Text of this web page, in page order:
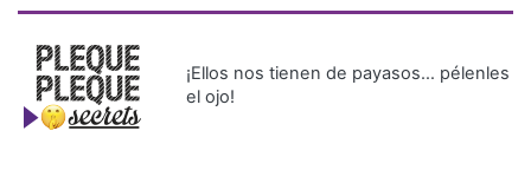
¡Ellos nos tienen de payasos… pélenles
el ojo!